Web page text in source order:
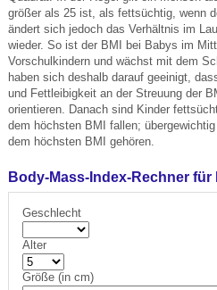
größer als 25 ist, als fettsüchtig, wenn
ändert sich jedoch das Verhältnis im
wieder. So ist der BMI bei Babys im
Vorschulkindern und wächst mit dem
haben sich deshalb darauf geeinigt,
und Fettleibigkeit an der Streuung der
orientieren. Danach sind Kinder
dem höchsten BMI fallen;
dem höchsten BMI gehören.
Body-Mass-Index-Rechner
Geschlecht
Alter
Größe (in cm)